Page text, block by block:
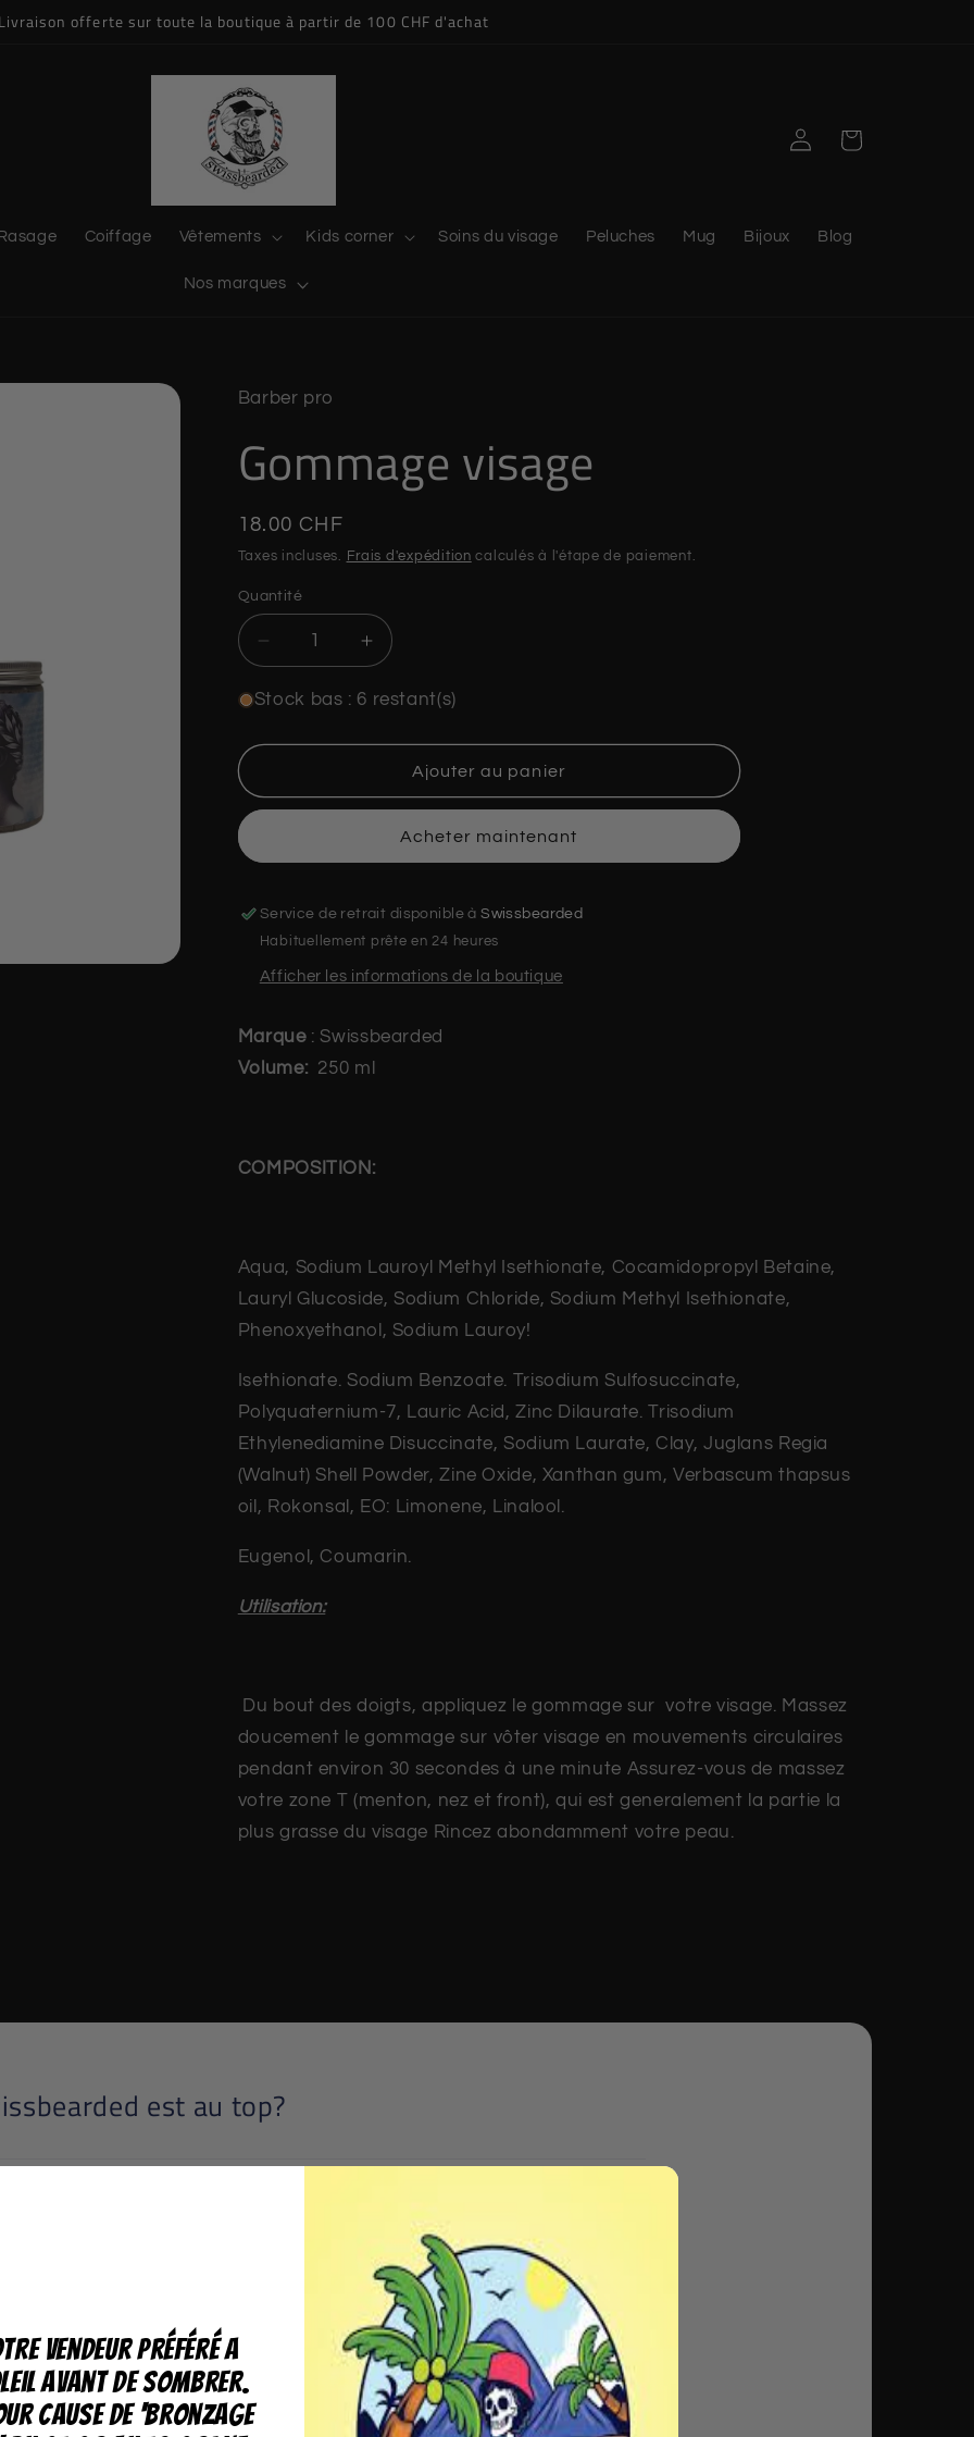
Livraison offerte sur toute la boutique à partir de 100 CHF d'achat
Rasage Coiffage Vêtements Kids corner Soins du visage Peluches Mug Bijoux Blog
Nos marques
ConnexionPanier
Barber pro
Gommage visage
Prix
habituel
18.00 CHF
Taxes incluses. Frais d'expédition calculés à l'étape de paiement.
Quantité
Quantité
Réduire
la
quantité
Gommage
Augmenter
la
quantité
Gommage
visage
Stock bas : 6 restant(s)
Ajouter au panier
Acheter maintenant
Service de retrait disponible àSwissbearded
Habituellement prête en 24 heures
Afficher les informations de la boutique
Marque: Swissbearded
Volume: 250 ml
COMPOSITION:
Aqua, Sodium Lauroyl Methyl Isethionate, Cocamidopropyl Betaine,
Lauryl Glucoside, Sodium Chloride, Sodium Methyl Isethionate,
Phenoxyethanol, Sodium Lauroy!
Isethionate. Sodium Benzoate. Trisodium Sulfosuccinate,
Polyquaternium-7, Lauric Acid, Zinc Dilaurate. Trisodium
Ethylenediamine Disuccinate, Sodium Laurate, Clay, Juglans Regia
(Walnut) Shell Powder, Zine Oxide, Xanthan gum, Verbascum thapsus
oil, Rokonsal, EO: Limonene, Linalool.
Eugenol, Coumarin.
Utilisation:
Du bout des doigts, appliquez le gommage sur votre visage. Massez
doucement le gommage sur vôter visage en mouvements circulaires
pendant environ 30 secondes à une minute Assurez-vous de massez
votre zone T (menton, nez et front), qui est generalement la partie la
plus grasse du visage Rincez abondamment votre peau.
est au top?
efforçons d'être au plus proche de nos clients, que ce soit par nos
et valide tous nos produits avec l'approbation d'une sélection de barbu
vendeur préféré a
avant de sombrer.
cause de 'bronzage